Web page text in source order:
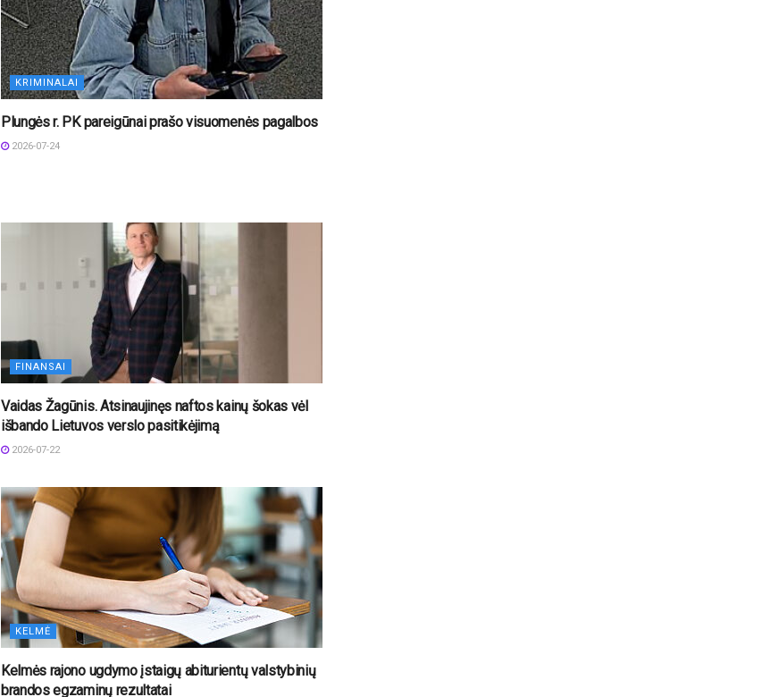
KRIMINALAI
Plungės r. PK pareigūnai prašo visuomenės pagalbos
2026-07-24
FINANSAI
Vaidas Žagūnis. Atsinaujinęs naftos kainų šokas vėl
išbando Lietuvos verslo pasitikėjimą
2026-07-22
KELMĖ
Kelmės rajono ugdymo įstaigų abiturientų valstybinių
brandos egzaminų rezultatai